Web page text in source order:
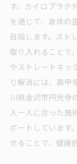
す。カイロプラク
を通じて、身体の
目指します。スト
取り入れることで
やストレートネッ
り解消には、肩甲
川県金沢市円光寺
人一人に合った施
ポートしています
せることで、健康